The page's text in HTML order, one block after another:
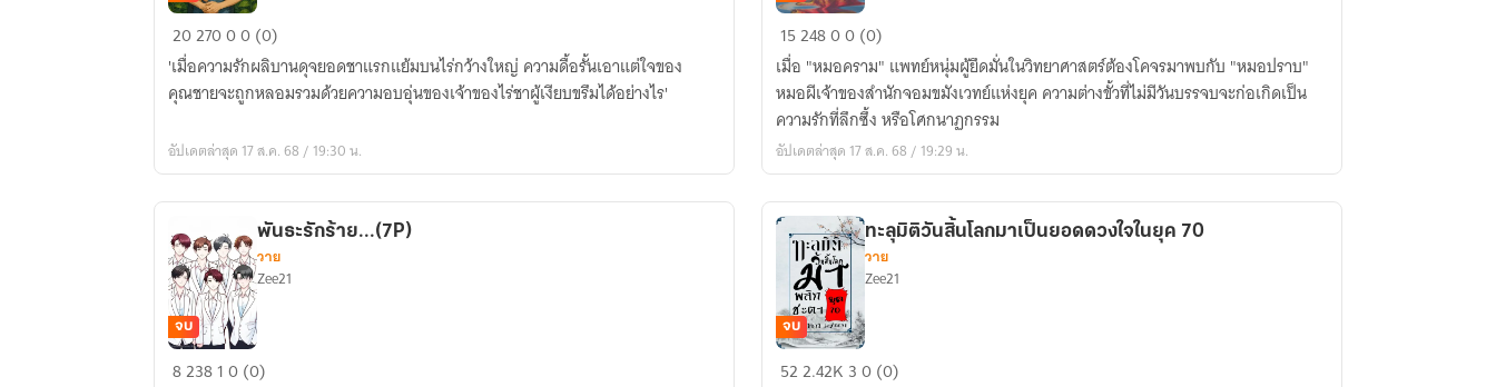
ชะตา
ชา
คล้อง
ใจ
2027000 (0)
'เมื่อความรักผลิบานดุจยอดชาแรกแย้มบนไร่กว้างใหญ่ ความดื้อรั้นเอาแต่ใจของ
คุณชายจะถูกหลอมรวมด้วยความอบอุ่นของเจ้าของไร่ชาผู้เงียบขรึมได้อย่างไร'
อัปเดตล่าสุด 17 ส.ค. 68 / 19:30 น.
มนตร์
รัก
อาถรรพ์
1524800 (0)
เมื่อ "หมอคราม" แพทย์หนุ่มผู้ยึดมั่นในวิทยาศาสตร์ต้องโคจรมาพบกับ "หมอปราบ"
หมอผีเจ้าของสำนักจอมขมังเวทย์แห่งยุค ความต่างขั้วที่ไม่มีวันบรรจบจะก่อเกิดเป็น
ความรักที่ลึกซึ้ง หรือโศกนาฏกรรม
อัปเดตล่าสุด 17 ส.ค. 68 / 19:29 น.
พันธะ
จบ
พันธะรักร้าย...(7P)
วาย
Zee21
823810 (0)
ทะลุ
จบ
ทะลุมิติวันสิ้นโลกมาเป็นยอดดวงใจในยุค 70
วาย
Zee21
522.42K 30 (0)